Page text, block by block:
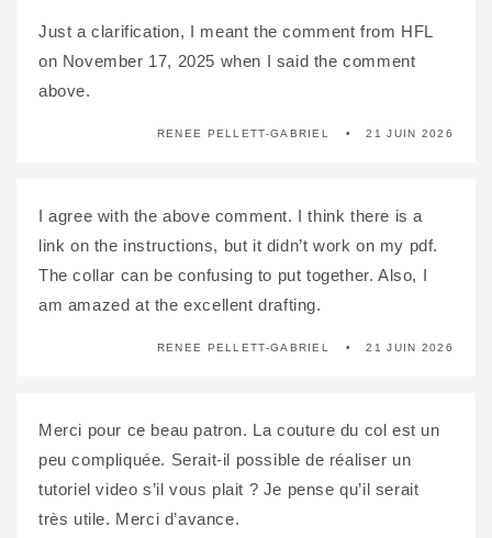
Just a clarification, I meant the comment from HFL
on November 17, 2025 when I said the comment
above.
RENEE PELLETT-GABRIEL 21 JUIN 2026
I agree with the above comment. I think there is a
link on the instructions, but it didn’t work on my pdf.
The collar can be confusing to put together. Also, I
am amazed at the excellent drafting.
RENEE PELLETT-GABRIEL 21 JUIN 2026
Merci pour ce beau patron. La couture du col est un
peu compliquée. Serait-il possible de réaliser un
tutoriel video s’il vous plait ? Je pense qu’il serait
très utile. Merci d’avance.